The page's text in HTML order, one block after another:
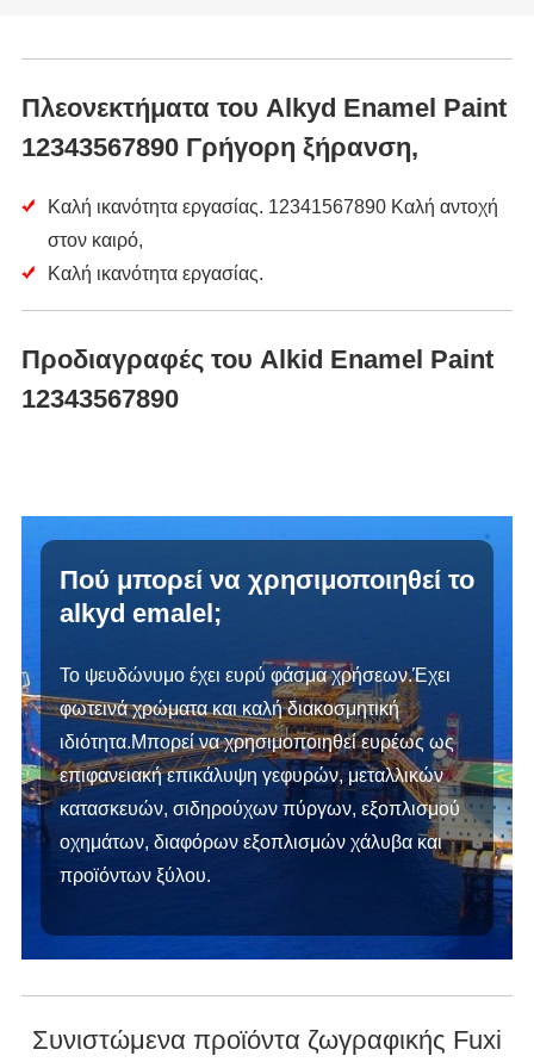
Πλεονεκτήματα του Alkyd Enamel Paint
12343567890 Γρήγορη ξήρανση,
Καλή ικανότητα εργασίας. 12341567890 Καλή αντοχή
στον καιρό,
Καλή ικανότητα εργασίας.
Προδιαγραφές του Alkid Enamel Paint
12343567890
Πού μπορεί να χρησιμοποιηθεί το
alkyd emalel;
Το ψευδώνυμο έχει ευρύ φάσμα χρήσεων.Έχει
φωτεινά χρώματα και καλή διακοσμητική
ιδιότητα.Μπορεί να χρησιμοποιηθεί ευρέως ως
επιφανειακή επικάλυψη γεφυρών, μεταλλικών
κατασκευών, σιδηρούχων πύργων, εξοπλισμού
οχημάτων, διαφόρων εξοπλισμών χάλυβα και
προϊόντων ξύλου.
Συνιστώμενα προϊόντα ζωγραφικής Fuxi